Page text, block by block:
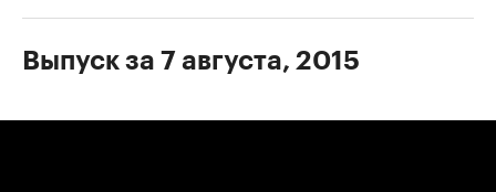
Выпуск за 7 августа, 2015